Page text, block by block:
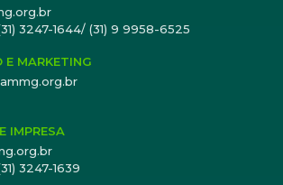
3247-1644/ (31) 9 9958-6525
E MARKETING
IMPRESA
3247-1639